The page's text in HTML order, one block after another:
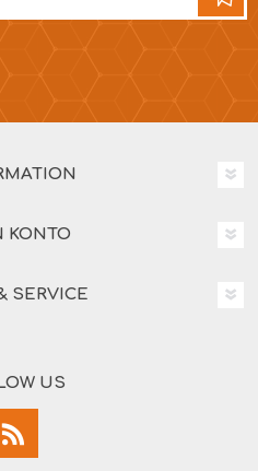
KONTO
SERVICE
US